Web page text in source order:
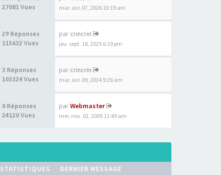
27081 Vues
mar. avr. 07, 2026 10:19 am
29 Réponses
115632 Vues
par crincrin
jeu. sept. 18, 2025 6:19 pm
3 Réponses
103324 Vues
par crincrin
mar. avr. 09, 2024 9:26 am
0 Réponses
24120 Vues
parWebmaster
mer. nov. 02, 2005 11:49 am
STATISTIQUES DERNIER MESSAGE